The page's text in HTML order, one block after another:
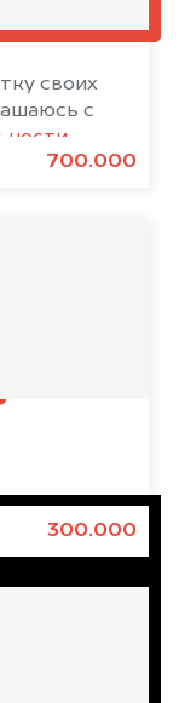
700.000
300.000
своих
с